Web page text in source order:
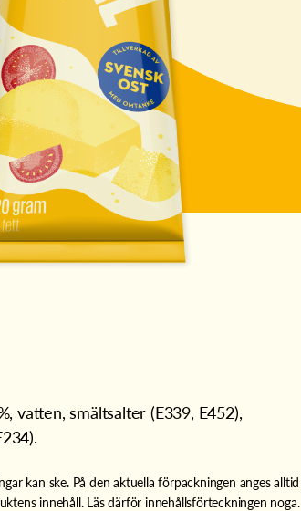
vatten, smältsalter (E339, E452),
kan ske. På den aktuella förpackningen anges alltid
innehåll. Läs därför innehållsförteckningen noga.